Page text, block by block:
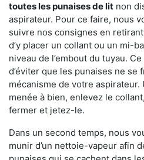
toutes les punaises de lit non
aspirateur. Pour ce faire, nous
suivre nos consignes en retirant
d’y placer un collant ou un mi-
niveau de l’embout du tuyau.
d’éviter que les punaises ne se
mécanisme de votre
menée à bien, enlevez le
fermer et jetez-le.
Dans un second temps, nous
munir d’un nettoie-vapeur afin